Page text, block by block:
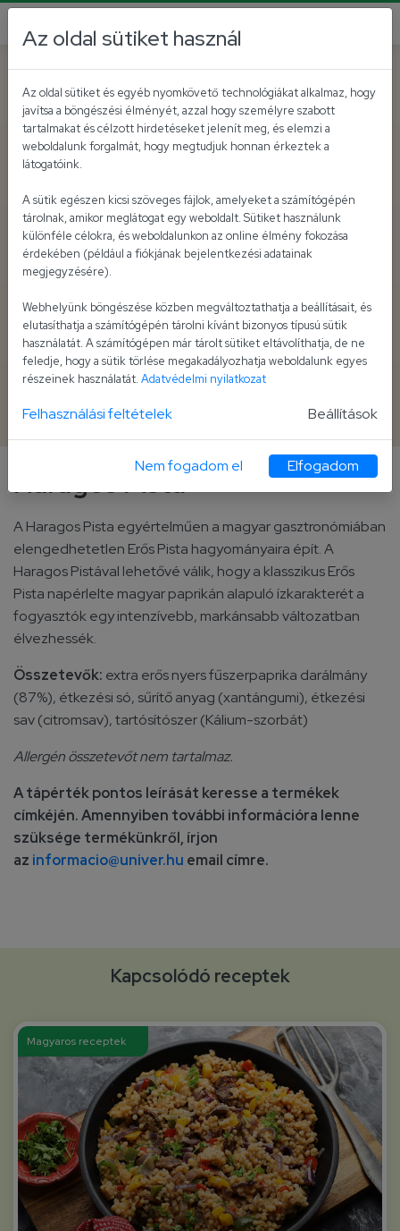
Haragos Pista
A Haragos Pista egyértelműen a magyar gasztronómiában
elengedhetetlen Erős Pista hagyományaira épít. A
Haragos Pistával lehetővé válik, hogy a klasszikus Erős
Pista napérlelte magyar paprikán alapuló ízkarakterét a
fogyasztók egy intenzívebb, markánsabb változatban
élvezhessék.
Összetevők: extra erős nyers fűszerpaprika darálmány
(87%), étkezési só, sűrítő anyag (xantángumi), étkezési
sav (citromsav), tartósítószer (Kálium-szorbát)
Allergén összetevőt nem tartalmaz.
A tápérték pontos leírását keresse a termékek
címkéjén. Amennyiben további információra lenne
szüksége termékünkről, írjon
az informacio@univer.hu email címre.
Kapcsolódó receptek
Magyaros receptek
Az oldal sütiket használ
Az oldal sütiket és egyéb nyomkövető technológiákat alkalmaz, hogy
javítsa a böngészési élményét, azzal hogy személyre szabott
tartalmakat és célzott hirdetéseket jelenít meg, és elemzi a
weboldalunk forgalmát, hogy megtudjuk honnan érkeztek a
látogatóink.
A sütik egészen kicsi szöveges fájlok, amelyeket a számítógépén
tárolnak, amikor meglátogat egy weboldalt. Sütiket használunk
különféle célokra, és weboldalunkon az online élmény fokozása
érdekében (például a fiókjának bejelentkezési adatainak
megjegyzésére).
Webhelyünk böngészése közben megváltoztathatja a beállításait, és
elutasíthatja a számítógépén tárolni kívánt bizonyos típusú sütik
használatát. A számítógépen már tárolt sütiket eltávolíthatja, de ne
feledje, hogy a sütik törlése megakadályozhatja weboldalunk egyes
részeinek használatát. Adatvédelmi nyilatkozat
Felhasználási feltételek Beállítások
Nem fogadom el Elfogadom